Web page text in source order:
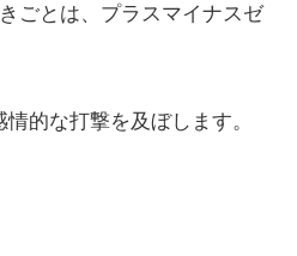
ごとは、プラスマイナスゼ
的な打撃を及ぼします。